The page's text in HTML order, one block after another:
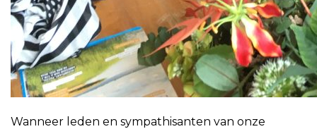
Wanneer leden en sympathisanten van onze